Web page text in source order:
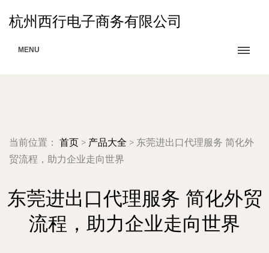
杭州西行电子商务有限公司
MENU
当前位置： 首页 > 产品大全 > 东莞进出口代理服务 简化外
贸流程，助力企业走向世界
东莞进出口代理服务 简化外贸
流程，助力企业走向世界